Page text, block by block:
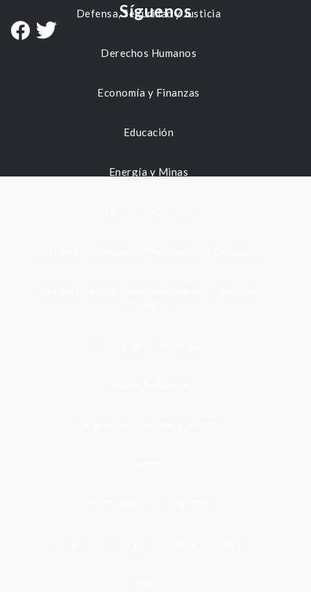
Defensa, Seguridad y Justicia
Derechos Humanos
Economía y Finanzas
Educación
Energía y Minas
Síguenos